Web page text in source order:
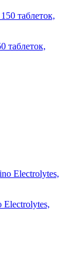
таблеток,
Electrolytes,